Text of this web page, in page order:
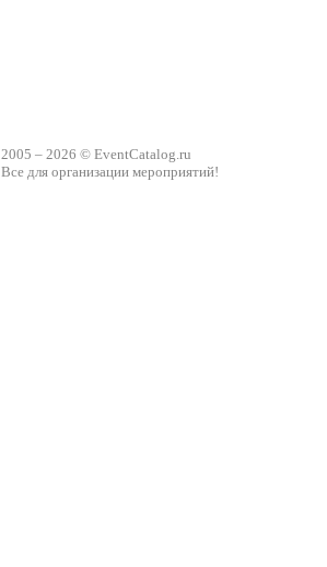
2005 – 2026 © EventCatalog.ru
Все для организации мероприятий!